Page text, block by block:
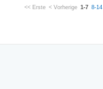
<< Erste < Vorherige 1-7 8-14